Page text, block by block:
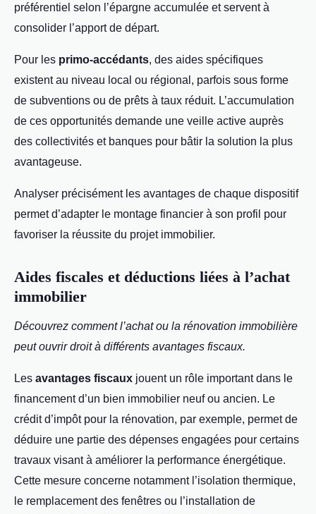
préférentiel selon l’épargne accumulée et servent à
consolider l’apport de départ.
Pour les primo-accédants, des aides spécifiques
existent au niveau local ou régional, parfois sous forme
de subventions ou de prêts à taux réduit. L’accumulation
de ces opportunités demande une veille active auprès
des collectivités et banques pour bâtir la solution la plus
avantageuse.
Analyser précisément les avantages de chaque dispositif
permet d’adapter le montage financier à son profil pour
favoriser la réussite du projet immobilier.
Aides fiscales et déductions liées à l’achat
immobilier
Découvrez comment l’achat ou la rénovation immobilière
peut ouvrir droit à différents avantages fiscaux.
Les avantages fiscaux jouent un rôle important dans le
financement d’un bien immobilier neuf ou ancien. Le
crédit d’impôt pour la rénovation, par exemple, permet de
déduire une partie des dépenses engagées pour certains
travaux visant à améliorer la performance énergétique.
Cette mesure concerne notamment l’isolation thermique,
le remplacement des fenêtres ou l’installation de